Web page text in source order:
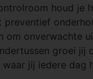
houd je
preventief
onverwachte
groei
jij iedere dag